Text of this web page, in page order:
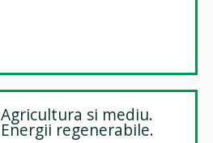
Agricultura si mediu.
Energii regenerabile.